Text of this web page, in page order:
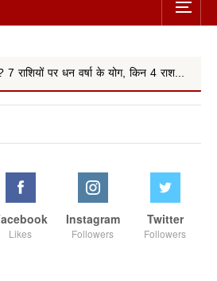
योग, किन 4 राश... आखिरकार मांगी माफी
Likes
Instagram
Followers
Twitter
Followers